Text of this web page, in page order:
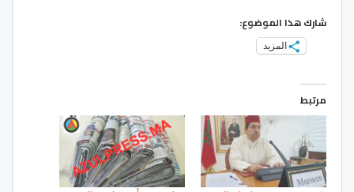
شارك هذا الموضوع:
المزيد
مرتبط